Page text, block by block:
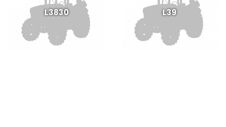
L3830 L39